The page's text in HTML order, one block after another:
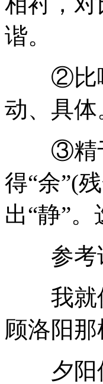
谐。
②比喻
动、具体
③精于
得“余”(
出“静”
参考
我就像
顾洛阳
夕阳使